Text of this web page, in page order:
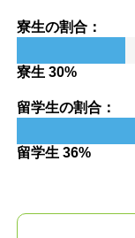
寮生の割合：
寮生 30%
留学生の割合：
留学生 36%